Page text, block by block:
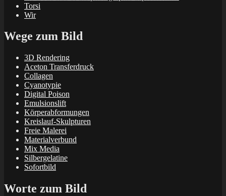
Torsi
Wir
Wege zum Bild
3D Rendering
Aceton Transferdruck
Collagen
Cyanotypie
Digital Poison
Emulsionslift
Körperabformungen
Kreislauf-Skulpturen
Freie Malerei
Materialverbund
Mix Media
Silbergelatine
Sofortbild
Worte zum Bild